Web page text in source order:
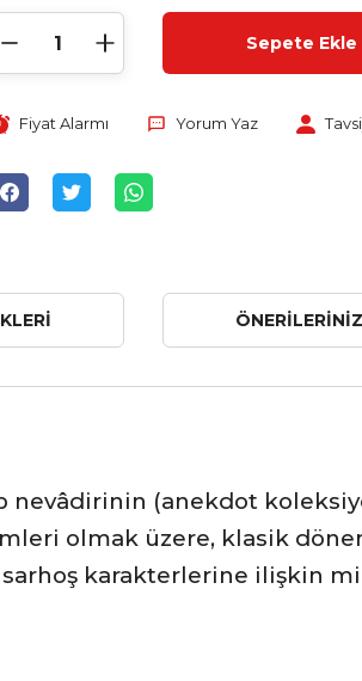
Sepete Ekle
Fiyat Alarmı Yorum Yaz
ÖNERILERINIZ
(anekdot
olmak üzere, klasik
karakterlerine ilişkin